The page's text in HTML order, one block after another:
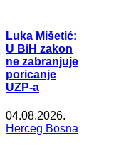
Luka Mišetić:
U BiH zakon
ne zabranjuje
poricanje
UZP-a
04.08.2026.
Herceg Bosna